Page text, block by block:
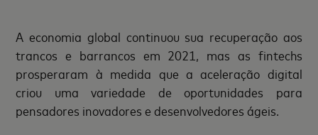
A economia global continuou sua recuperação aos
trancos e barrancos em 2021, mas as fintechs
prosperaram à medida que a aceleração digital
criou uma variedade de oportunidades para
pensadores inovadores e desenvolvedores ágeis.